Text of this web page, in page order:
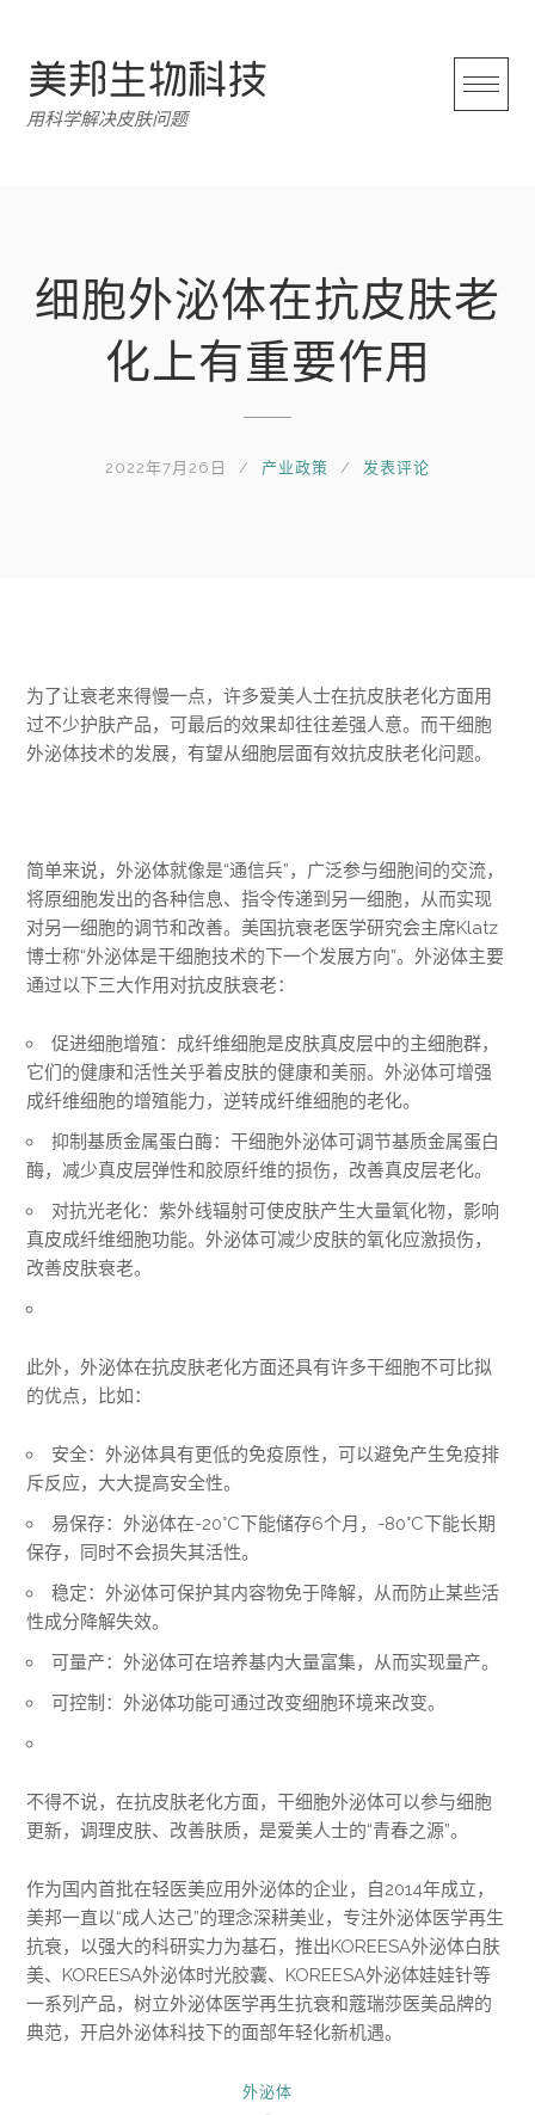
用科学解决皮肤问题
细胞外泌体在抗皮肤老
化上有重要作用
2022年7月26日 产业政策 发表评论
为了让衰老来得慢一点，许多爱美人士在抗皮肤老化方面用
过不少护肤产品，可最后的效果却往往差强人意。而干细胞
外泌体技术的发展，有望从细胞层面有效抗皮肤老化问题。
简单来说，外泌体就像是“通信兵”，广泛参与细胞间的交流，
将原细胞发出的各种信息、指令传递到另一细胞，从而实现
对另一细胞的调节和改善。美国抗衰老医学研究会主席Klatz
博士称“外泌体是干细胞技术的下一个发展方向”。外泌体主要
通过以下三大作用对抗皮肤衰老：
促进细胞增殖：成纤维细胞是皮肤真皮层中的主细胞群，
它们的健康和活性关乎着皮肤的健康和美丽。外泌体可增强
成纤维细胞的增殖能力，逆转成纤维细胞的老化。
抑制基质金属蛋白酶：干细胞外泌体可调节基质金属蛋白
酶，减少真皮层弹性和胶原纤维的损伤，改善真皮层老化。
对抗光老化：紫外线辐射可使皮肤产生大量氧化物，影响
真皮成纤维细胞功能。外泌体可减少皮肤的氧化应激损伤，
改善皮肤衰老。
此外，外泌体在抗皮肤老化方面还具有许多干细胞不可比拟
的优点，比如：
安全：外泌体具有更低的免疫原性，可以避免产生免疫排
斥反应，大大提高安全性。
易保存：外泌体在-20°C下能储存6个月，-80°C下能长期
保存，同时不会损失其活性。
稳定：外泌体可保护其内容物免于降解，从而防止某些活
性成分降解失效。
可量产：外泌体可在培养基内大量富集，从而实现量产。
可控制：外泌体功能可通过改变细胞环境来改变。
不得不说，在抗皮肤老化方面，干细胞外泌体可以参与细胞
更新，调理皮肤、改善肤质，是爱美人士的“青春之源”。
作为国内首批在轻医美应用外泌体的企业，自2014年成立，
美邦一直以“成人达己”的理念深耕美业，专注外泌体医学再生
抗衰，以强大的科研实力为基石，推出KOREESA外泌体白肤
美、KOREESA外泌体时光胶囊、KOREESA外泌体娃娃针等
一系列产品，树立外泌体医学再生抗衰和蔻瑞莎医美品牌的
典范，开启外泌体科技下的面部年轻化新机遇。
外泌体